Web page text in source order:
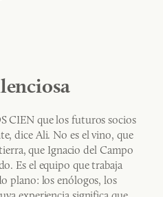
CIEN que los futuros socios
dice Ali. No es el vino, que
que Ignacio del Campo
Es el equipo que trabaja
plano: los enólogos, los